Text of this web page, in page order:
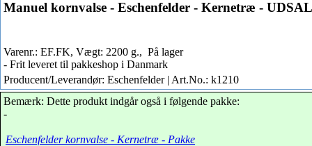
Manuel kornvalse - Eschenfelder - Kernetræ -
Varenr.: EF.FK, Vægt: 2200 g., På lager
- Frit leveret til pakkeshop i Danmark
Producent/Leverandør: Eschenfelder | Art.No.: k1210
Bemærk: Dette produkt indgår også i følgende pakke:
-
Eschenfelder kornvalse - Kernetræ - Pakke